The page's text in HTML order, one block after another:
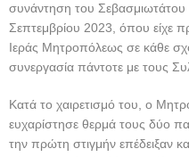
συνάντηση του Σεβασμιωτάτου
Σεπτεμβρίου 2023, όπου είχε
Ιεράς Μητροπόλεως σε κάθε
συνεργασία πάντοτε με τους
Κατά το χαιρετισμό του, ο
ευχαρίστησε θερμά τους δύο
την πρώτη στιγμήν επέδειξαν